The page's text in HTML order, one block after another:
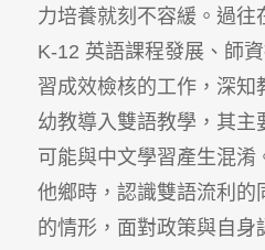
力培養就刻不容緩。過往
K-12 英語課程發展、師
習成效檢核的工作，深知
幼教導入雙語教學，其主
可能與中文學習產生混淆
他鄉時，認識雙語流利的
的情形，面對政策與自身